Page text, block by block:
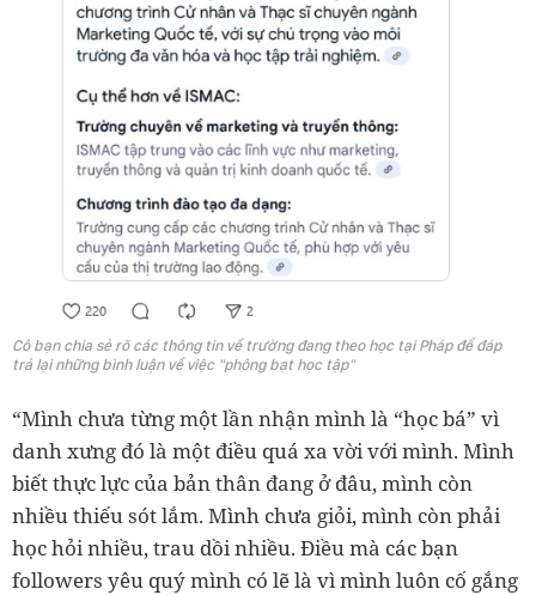
Cô bạn chia sẻ rõ các thông tin về trường đang theo học tại Pháp để đáp
trả lại những bình luận về việc "phông bạt học tập"
“Mình chưa từng một lần nhận mình là “học bá” vì
danh xưng đó là một điều quá xa vời với mình. Mình
biết thực lực của bản thân đang ở đâu, mình còn
nhiều thiếu sót lắm. Mình chưa giỏi, mình còn phải
học hỏi nhiều, trau dồi nhiều. Điều mà các bạn
followers yêu quý mình có lẽ là vì mình luôn cố gắng